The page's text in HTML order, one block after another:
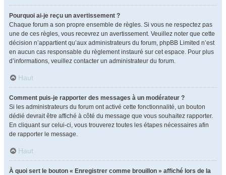
Pourquoi ai-je reçu un avertissement ?
Chaque forum a son propre ensemble de règles. Si vous ne respectez pas
une de ces règles, vous recevrez un avertissement. Veuillez noter que cette
décision n’appartient qu’aux administrateurs du forum, phpBB Limited n’est
en aucun cas responsable du règlement instauré sur cet espace. Pour plus
d’informations, veuillez contacter un administrateur du forum.
Haut
Comment puis-je rapporter des messages à un modérateur ?
Si les administrateurs du forum ont activé cette fonctionnalité, un bouton
dédié devrait être affiché à côté du message que vous souhaitez rapporter.
En cliquant sur celui-ci, vous trouverez toutes les étapes nécessaires afin
de rapporter le message.
Haut
À quoi sert le bouton « Enregistrer comme brouillon » affiché lors de la